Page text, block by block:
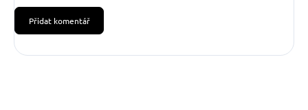
Přidat komentář